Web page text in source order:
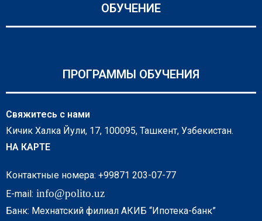
ОБУЧЕНИЕ
ПРОГРАММЫ ОБУЧЕНИЯ
Свяжитесь с нами
Кичик Халка Йули, 17, 100095, Ташкент, Узбекистан.
НА КАРТЕ
Контактные номера: +99871 203-07-77
E-mail: info@polito.uz
Банк: Мехнатский филиал АКИБ “Ипотека-банк”